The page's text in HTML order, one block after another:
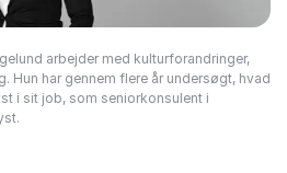
arbejder med kulturforandringer,
har gennem flere år undersøgt, hvad
i sit job, som seniorkonsulent i